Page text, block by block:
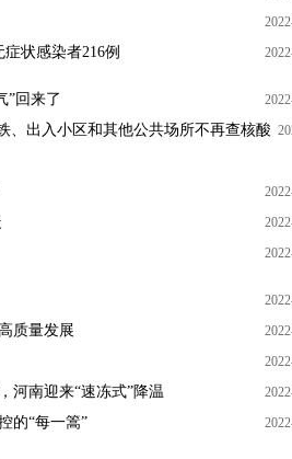
状感染者216例
”回来了
、出入小区和其他公共场所不再查核酸
质量发展
河南迎来“速冻式”降温
的“每一篙”